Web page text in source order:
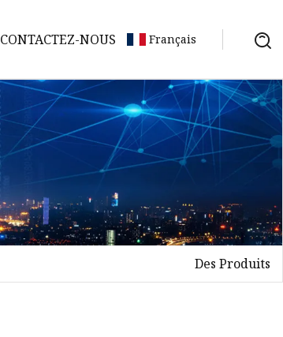
CONTACTEZ-NOUS Français
Des Produits